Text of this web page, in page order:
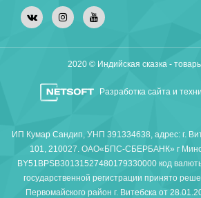
Разработка сайта и
2020 © Индийская сказка -
ИП Кумар Сандип, УНП 391334638, адрес: г.
101, 210027. ОАО«БПС-СБЕРБАНК» г
BY51BPSB30131527480179330000 код
государственной регистрации принято
Первомайского район г. Витебска от